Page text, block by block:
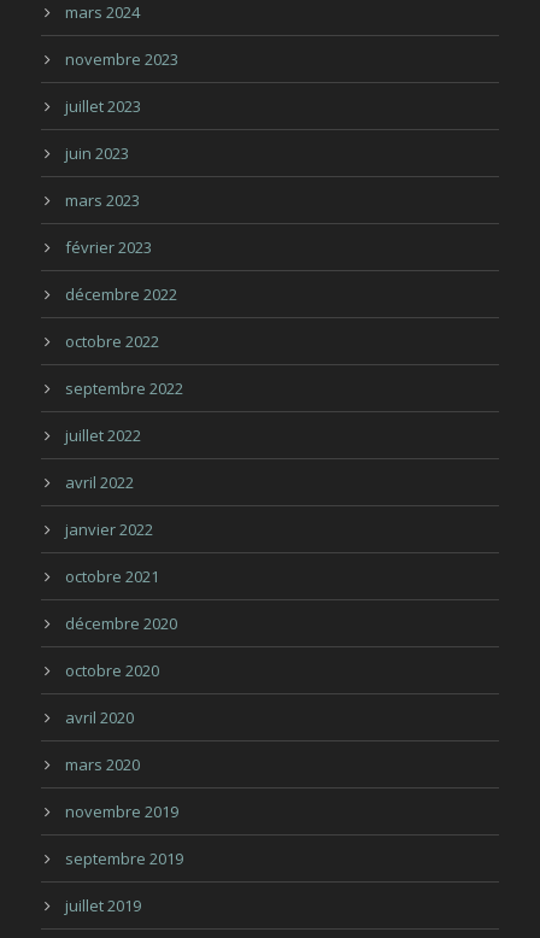
mars 2024
novembre 2023
juillet 2023
juin 2023
mars 2023
février 2023
décembre 2022
octobre 2022
septembre 2022
juillet 2022
avril 2022
janvier 2022
octobre 2021
décembre 2020
octobre 2020
avril 2020
mars 2020
novembre 2019
septembre 2019
juillet 2019